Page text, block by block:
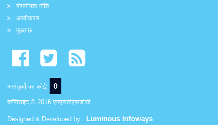
गोपनीयता नीति
अस्वीकरण
पूछताछ
आगंतुकों का कोई: 0
कॉपीराइट © 2016 एनएसटीएफडीसी
Designed & Developed by : Luminous Infoways